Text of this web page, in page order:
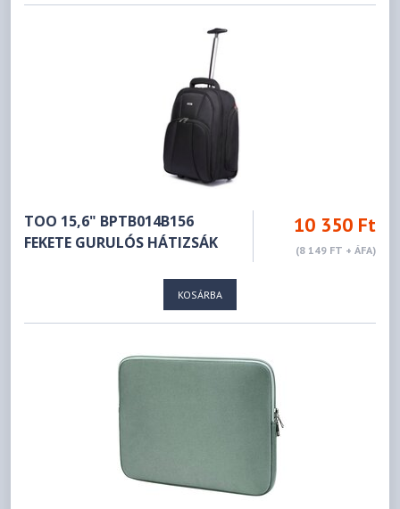
TOO 15,6" BPTB014B156
FEKETE GURULÓS HÁTIZSÁK
10 350 Ft
(8 149 FT + ÁFA)
KOSÁRBA